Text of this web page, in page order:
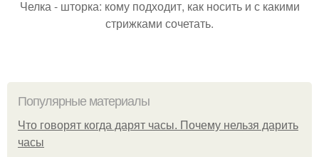
Челка - шторка: кому подходит, как носить и с какими
стрижками сочетать.
Популярные материалы
Что говорят когда дарят часы. Почему нельзя дарить
часы